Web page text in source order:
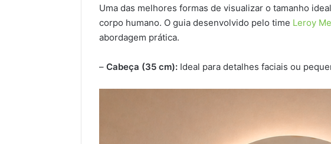
Uma das melhores formas de visualizar o tamanho
corpo humano. O guia desenvolvido pelo time Leroy
abordagem prática.
– Cabeça (35 cm): Ideal para detalhes faciais ou